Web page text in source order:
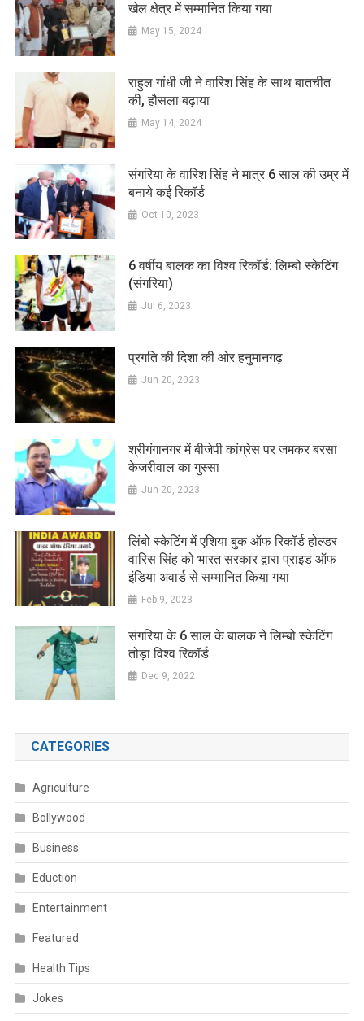
खेल क्षेत्र में सम्मानित किया गया
May 15, 2024
राहुल गांधी जी ने वारिश सिंह के साथ बातचीत
की, हौसला बढ़ाया
May 14, 2024
संगरिया के वारिश सिंह ने मात्र 6 साल की उम्र में
बनाये कई रिकॉर्ड
Oct 10, 2023
6 वर्षीय बालक का विश्व रिकॉर्ड: लिम्बो स्केटिंग
(संगरिया)
Jul 6, 2023
प्रगति की दिशा की ओर हनुमानगढ़
Jun 20, 2023
श्रीगंगानगर में बीजेपी कांग्रेस पर जमकर बरसा
केजरीवाल का गुस्सा
Jun 20, 2023
लिंबो स्केटिंग में एशिया बुक ऑफ रिकॉर्ड होल्डर
वारिस सिंह को भारत सरकार द्वारा प्राइड ऑफ
इंडिया अवार्ड से सम्मानित किया गया
Feb 9, 2023
संगरिया के 6 साल के बालक ने लिम्बो स्केटिंग
तोड़ा विश्व रिकॉर्ड
Dec 9, 2022
CATEGORIES
Agriculture
Bollywood
Business
Eduction
Entertainment
Featured
Health Tips
Jokes